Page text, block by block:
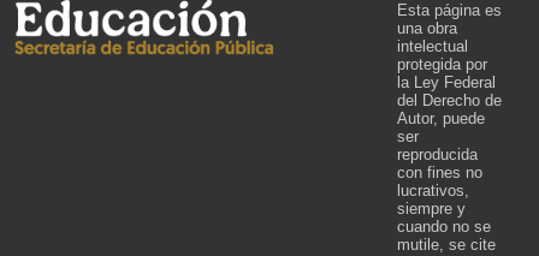
Esta página es
una obra
intelectual
protegida por
la Ley Federal
del Derecho de
Autor, puede
ser
reproducida
con fines no
lucrativos,
siempre y
cuando no se
mutile, se cite